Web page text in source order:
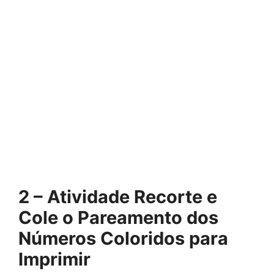
2 – Atividade Recorte e
Cole o Pareamento dos
Números Coloridos para
Imprimir